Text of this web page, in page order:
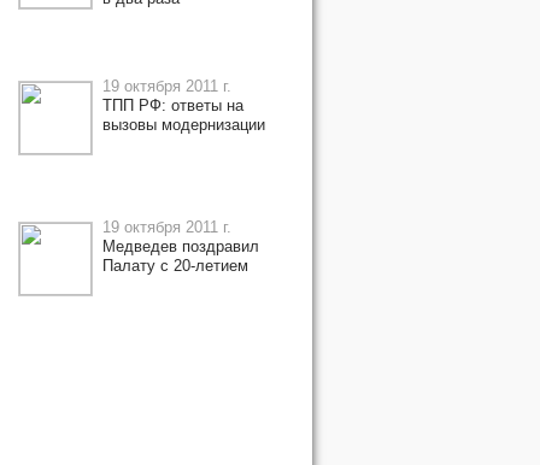
19 октября 2011 г.
ТПП РФ: ответы на
вызовы модернизации
19 октября 2011 г.
Медведев поздравил
Палату с 20-летием